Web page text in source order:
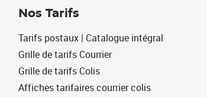
Nos Tarifs
Tarifs postaux | Catalogue intégral
Grille de tarifs Courrier
Grille de tarifs Colis
Affiches tarifaires courrier colis